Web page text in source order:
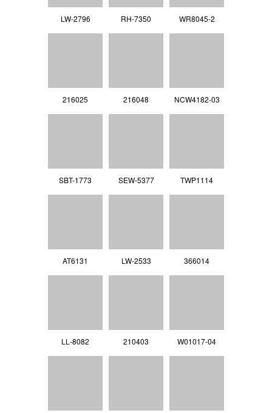
LW-2796 RH-7350 WR8045-2
216025 216048 NCW4182-03
SBT-1773 SEW-5377 TWP1114
AT6131 LW-2533 366014
LL‐8082 210403 W01017-04